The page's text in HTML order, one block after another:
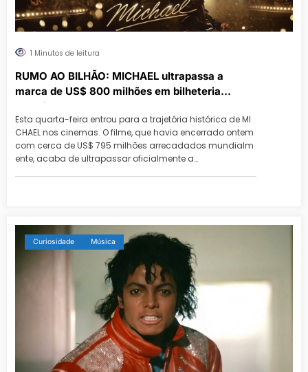
1 Minutos de leitura
RUMO AO BILHÃO: MICHAEL ultrapassa a
marca de US$ 800 milhões em bilheteria
mundial
Esta quarta-feira entrou para a trajetória histórica de MI
CHAEL nos cinemas. O filme, que havia encerrado ontem
com cerca de US$ 795 milhões arrecadados mundialm
ente, acaba de ultrapassar oficialmente a…
Curiosidade Música